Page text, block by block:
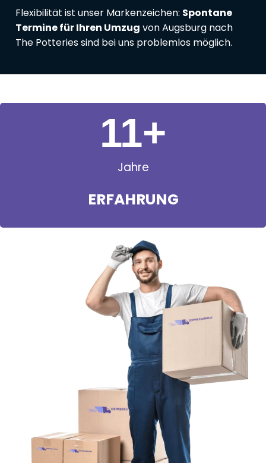
Flexibilität ist unser Markenzeichen: Spontane
Termine für Ihren Umzug von Augsburg nach
The Potteries sind bei uns problemlos möglich.
Jahre
ERFAHRUNG
11+